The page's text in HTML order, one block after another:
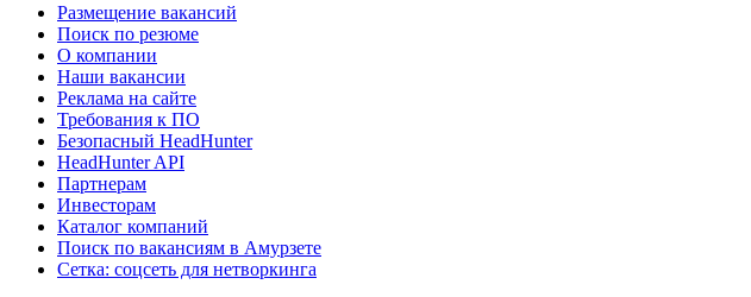
Размещение вакансий
Поиск по резюме
О компании
Наши вакансии
Реклама на сайте
Требования к ПО
Безопасный HeadHunter
HeadHunter API
Партнерам
Инвесторам
Каталог компаний
Поиск по вакансиям в Амурзете
Сетка: соцсеть для нетворкинга